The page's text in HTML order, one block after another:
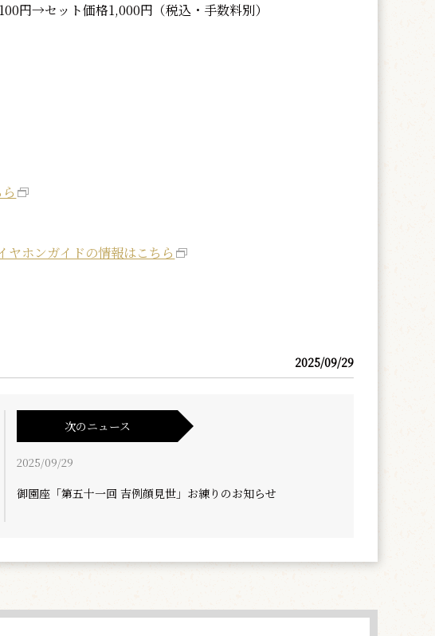
円→セット価格1,000円（税込・手数料別）
ヤホンガイドの情報はこちら
2025/09/29
次のニュース
2025/09/29
御園座「第五十一回 吉例顔見世」お練りのお知らせ